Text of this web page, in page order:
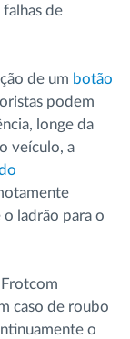
de
de um botão
podem
longe da
veículo, a
ladrão para o
caso de roubo
o